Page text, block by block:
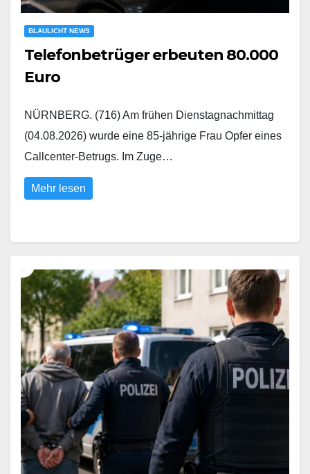
BLAULICHT NEWS
Telefonbetrüger erbeuten 80.000
Euro
NÜRNBERG. (716) Am frühen Dienstagnachmittag
(04.08.2026) wurde eine 85-jährige Frau Opfer eines
Callcenter-Betrugs. Im Zuge…
Mehr lesen